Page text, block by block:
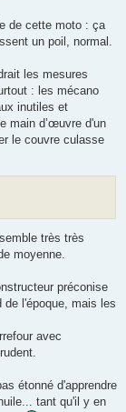
de cette moto : ça
un poil, normal.
les mesures
: les mécano
inutiles et
main d’œuvre d'un
le couvre culasse
très très
moyenne.
préconise
de l'époque, mais les
avec
étonné d'apprendre
tant qu'il y en